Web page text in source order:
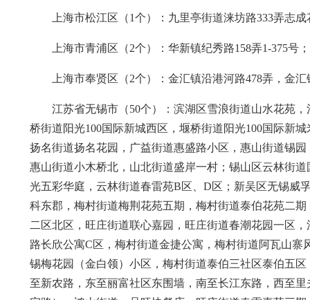
上海市松江区（1个）：九里亭街道涞坊路333弄志成
上海市青浦区（2个）：华新镇纪秀路158弄1-375号
上海市奉贤区（2个）：金汇镇沿港河路478弄，金
江苏省无锡市（50个）：滨湖区雪浪街道山水花苑
桥街道阳光100国际新城西区，堰桥街道阳光100国际新
扬名街道扬名花园，广益街道惠盛路小区，惠山街道锡
惠山街道小木桥北，山北街道盛岸一村；锡山区云林街
光五彩华庭，云林街道春雷苑B区、D区；新吴区无锡威
科东郡，梅村街道梅荆花苑五期，梅村街道泰伯花苑二
二区北区，旺庄街道联心嘉园，旺庄街道春潮花园一区
路长欣公寓C区，梅村街道金捷公寓，梅村街道阿瓦山
锡梅花园（金白领）小区，梅村街道泰伯三社区泰伯五
至新农路，东至丽富社区东围墙，南至长江东路，西至